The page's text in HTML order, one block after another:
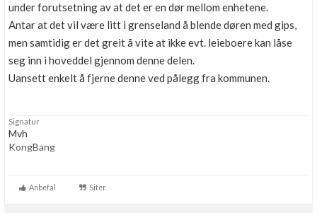
under forutsetning av at det er en dør mellom enhetene.
Antar at det vil være litt i grenseland å blende døren med gips,
men samtidig er det greit å vite at ikke evt. leieboere kan låse
seg inn i hoveddel gjennom denne delen.
Uansett enkelt å fjerne denne ved pålegg fra kommunen.
Signatur
Mvh
KongBang
Snart takstmann =)
Anbefal Siter